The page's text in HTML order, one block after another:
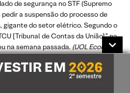
de segurança no STF (Supremo
a suspensão do processo de
gigante do setor elétrico. Segundo o
[Tribunal de Contas da União]” na
na semana passada. (UOL Economia)
briga entre governo e térmica da
o diretor de receber cerca de R$